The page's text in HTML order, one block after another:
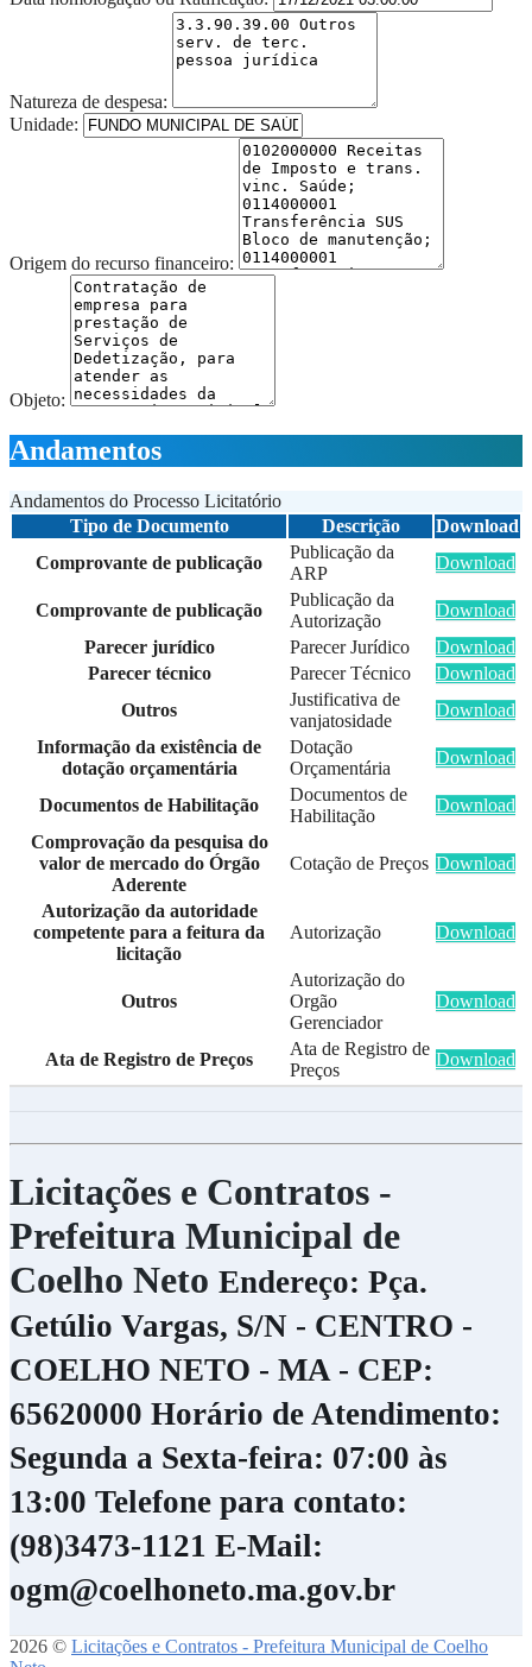
Natureza de despesa:
Unidade:
Origem do recurso financeiro:
Objeto:
Andamentos
Andamentos do Processo Licitatório
Tipo de Documento
Descrição
Download
Comprovante de publicação
Publicação da
ARP
Download
Comprovante de publicação
Publicação da
Autorização
Download
Parecer jurídico
Parecer Jurídico
Download
Parecer técnico
Parecer Técnico
Download
Outros
Justificativa de
vanjatosidade
Download
Informação da existência de
dotação orçamentária
Dotação
Orçamentária
Download
Documentos de Habilitação
Documentos de
Habilitação
Download
Comprovação da pesquisa do
valor de mercado do Órgão
Aderente
Cotação de Preços Download
Autorização da autoridade
competente para a feitura da
licitação
Autorização Download
Outros
Autorização do
Orgão
Gerenciador
Download
Ata de Registro de Preços
Ata de Registro de
Preços
Download
Licitações e Contratos -
Prefeitura Municipal de
Coelho Neto Endereço: Pça.
Getúlio Vargas, S/N - CENTRO -
COELHO NETO - MA - CEP:
65620000 Horário de Atendimento:
Segunda a Sexta-feira: 07:00 às
13:00 Telefone para contato:
(98)3473-1121 E-Mail:
ogm@coelhoneto.ma.gov.br
2026 © Licitações e Contratos - Prefeitura Municipal de Coelho